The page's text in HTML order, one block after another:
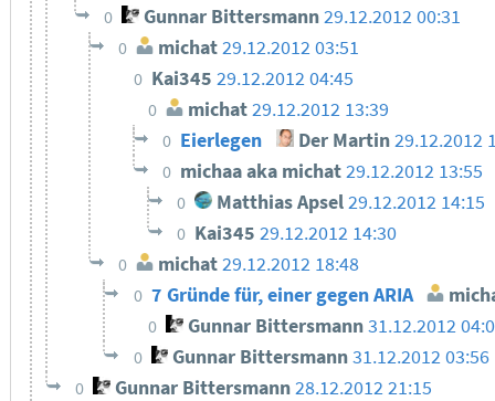
0 Gunnar Bittersmann29.12.2012 00:31
0 michat29.12.2012 03:51
0 Kai345 29.12.2012 04:45
0 michat 29.12.2012 13:39
0 Eierlegen Der Martin 29.12.2012
0 michaa aka michat29.12.2012 13:55
0 Matthias Apsel29.12.2012 14:15
0 Kai34529.12.2012 14:30
0 michat29.12.2012 18:48
0 7 Gründe für, einer gegen ARIA
0 Gunnar Bittersmann 31.12.2012
0 Gunnar Bittersmann31.12.2012 03:56
0 Gunnar Bittersmann 28.12.2012 21:15